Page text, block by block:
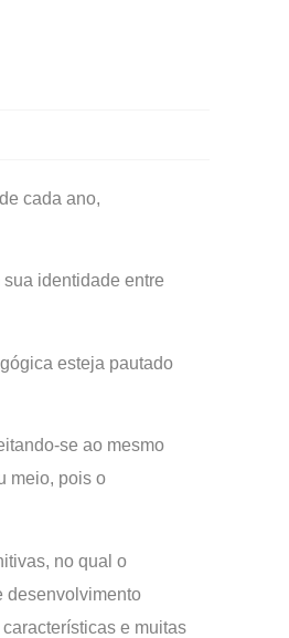
cada ano,
identidade entre
esteja pautado
se ao mesmo
meio, pois o
no qual o
desenvolvimento
e muitas